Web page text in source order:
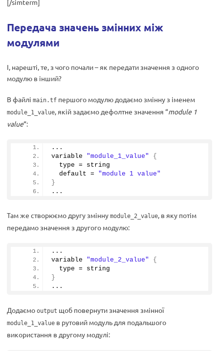
[/simterm]
Передача значень змінних між
модулями
І, нарешті, те, з чого почали – як передати значення з одного
модулю в інший?
В файлі main.tf першого модулю додаємо змінну з іменем
module_1_value, якій задаємо дефолтне значення “module 1
value“:
...
variable "module_1_value"
{
  type = string
  default =
"module 1 value"
}
...
Там же створюємо другу змінну module_2_value, в яку потім
передамо значення з другого модулю:
...
variable "module_2_value"
{
  type = string
}
...
Додаємо output щоб повернути значення змінної
module_1_value в рутовий модуль для подальшого
використання в другому модулі: